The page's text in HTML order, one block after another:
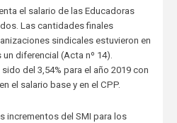
el salario de las Educadoras
Las cantidades finales
sindicales estuvieron en
diferencial (Acta nº 14).
del 3,54% para el año 2019 con
el salario base y en el CPP.
incrementos del SMI para los